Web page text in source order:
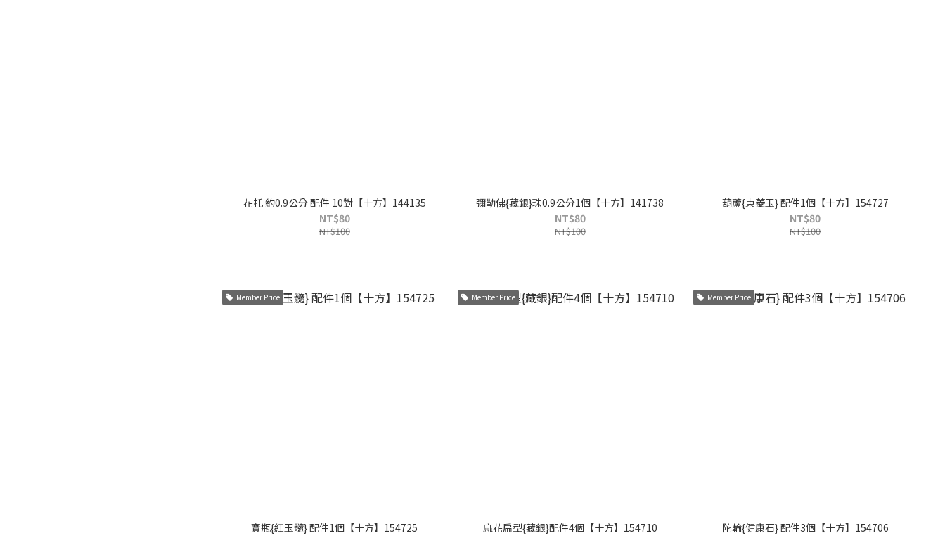
花托 約0.9公分 配件 10對【十方】144135
NT$80
NT$100
彌勒佛{藏銀}珠0.9公分1個【十方】141738
NT$80
NT$100
葫蘆{東菱玉} 配件1個【十方】154727
NT$80
NT$100
Member Price
寶瓶{紅玉髓} 配件1個【十方】154725
Member Price
麻花扁型{藏銀}配件4個【十方】154710
Member Price
陀輪{健康石} 配件3個【十方】154706